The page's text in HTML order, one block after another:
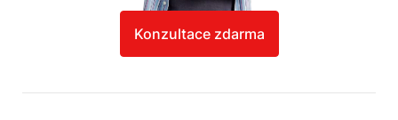
Konzultace zdarma